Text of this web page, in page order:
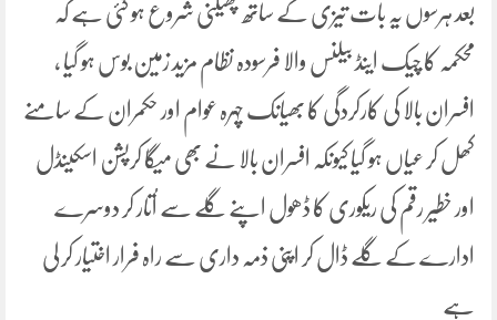
بعد ہرسوں یہ بات تیزی کے ساتھ پھیلنی شروع ہو گئی ہے کہ
محکمہ کا چیک اینڈ بیلنس والا فرسودہ نظام مزید زمین بوس ہو گیا ،
افسران بالا کی کارکردگی کا بھیانک چہرہ عوام اور حکمران کے سامنے
کھل کر عیاں ہو گیا کیونکہ افسران بالا نے بھی میگا کرپشن اسکینڈل
اور خطیر رقم کی ریکوری کا ڈھول اپنے گلے سے اُتار کر دوسرے
ادارے کے گلے ڈال کر اپنی ذمہ داری سے راہ فرار اختیار کر لی
ہے